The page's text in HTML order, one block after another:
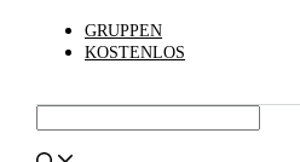
Zum
Inhalt
GRUPPEN
KOSTENLOS